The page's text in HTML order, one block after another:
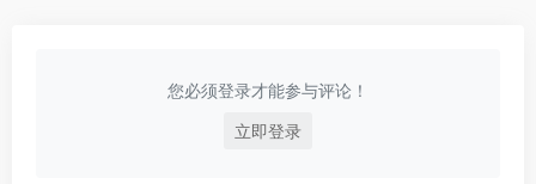
您必须登录才能参与评论！
立即登录